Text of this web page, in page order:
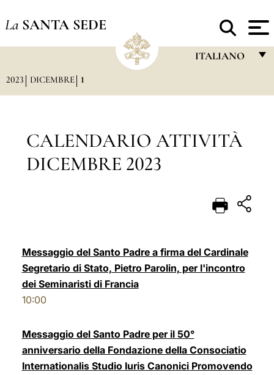
La SANTA SEDE
ITALIANO
DEUTSCH
العربيّة
中文
2023 DICEMBRE 1
CALENDARIO ATTIVITÀ
DICEMBRE 2023
Messaggio del Santo Padre a firma del Cardinale
Segretario di Stato, Pietro Parolin, per l'incontro
dei Seminaristi di Francia
10:00
Messaggio del Santo Padre per il 50°
anniversario della Fondazione della Consociatio
Internationalis Studio Iuris Canonici Promovendo